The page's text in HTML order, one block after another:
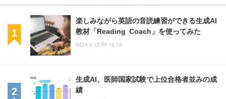
楽しみながら英語の音読練習ができる生成AI
教材「Reading Coach」を使ってみた
2024.4.12 Fri 12:15
生成AI、医師国家試験で上位合格者並みの成
績